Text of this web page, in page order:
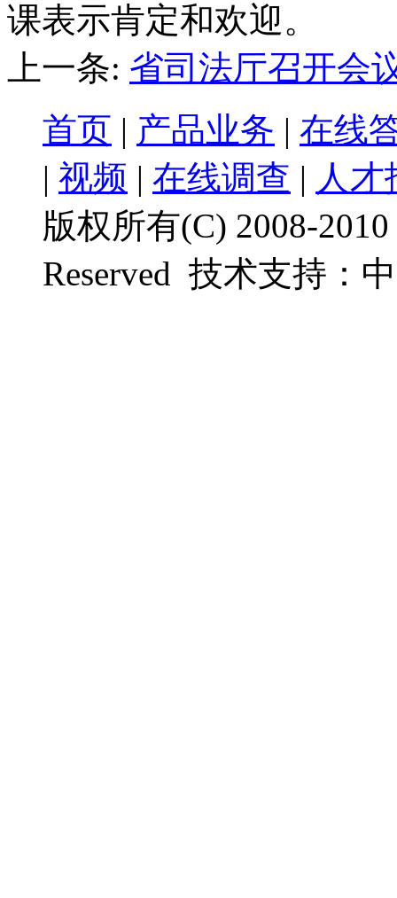
课表示肯定和欢迎。
上一条: 省司法厅召开会
首页 | 产品业务 | 在线
| 视频 | 在线调查 | 人才
版权所有(C) 2008-2010
Reserved 技术支持：